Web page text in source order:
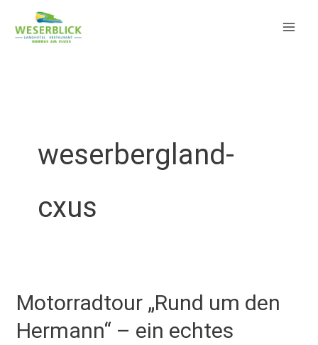
springen
Inhalt
springen
weserbergland-
cxus
Motorradtour „Rund um den
Hermann“ – ein echtes
Motorradtour
um